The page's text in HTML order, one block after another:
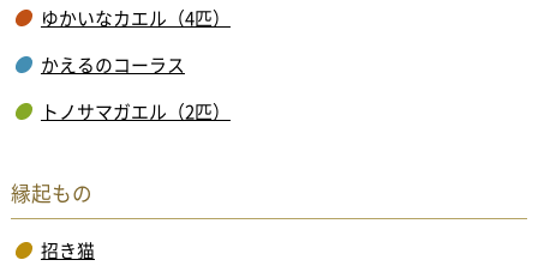
ゆかいなカエル（4匹）
かえるのコーラス
トノサマガエル（2匹）
縁起もの
招き猫